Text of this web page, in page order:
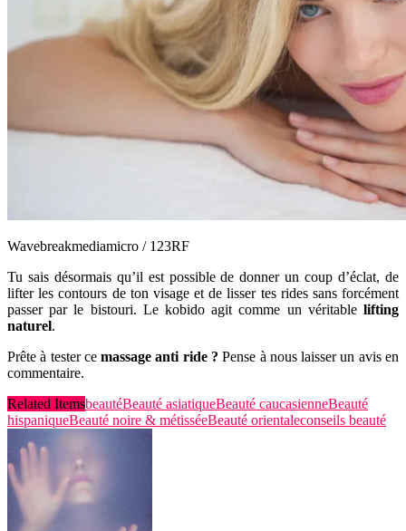
Wavebreakmediamicro / 123RF
Tu sais désormais qu’il est possible de donner un coup d’éclat, de
lifter les contours de ton visage et de lisser tes rides sans forcément
passer par le bistouri. Le kobido agit comme un véritable lifting
naturel.
Prête à tester cemassage anti ride ?Pense à nous laisser un avis en
commentaire.
Related ItemsbeautéBeauté asiatiqueBeauté caucasienneBeauté
hispaniqueBeauté noire & métisséeBeauté orientaleconseils beauté